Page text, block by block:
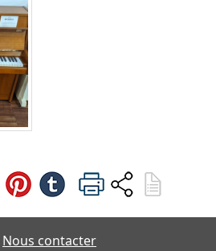
Nous contacter